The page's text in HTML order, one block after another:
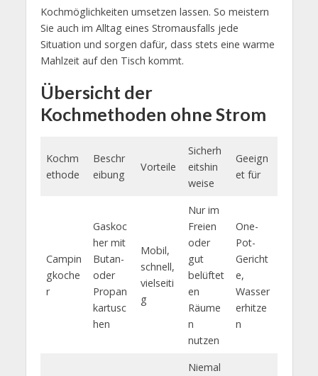
Kochmöglichkeiten umsetzen lassen. So meistern
Sie auch im Alltag eines Stromausfalls jede
Situation und sorgen dafür, dass stets eine warme
Mahlzeit auf den Tisch kommt.
Übersicht der
Kochmethoden ohne Strom
Kochm
ethode
Beschr
eibung
Vorteile
Sicherh
eitshin
weise
Geeign
et für
Campin
gkoche
r
Gaskoc
her mit
Butan-
oder
Propan
kartusc
hen
Mobil,
schnell,
vielseiti
g
Nur im
Freien
oder
gut
belüftet
en
Räume
n
nutzen
One-
Pot-
Gericht
e,
Wasser
erhitze
n
Niemal